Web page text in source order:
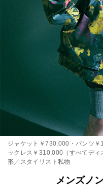
ジャケット￥730,000・パンツ
ックレス￥310,000（すべてデ
形／スタイリスト私物
メンズノ